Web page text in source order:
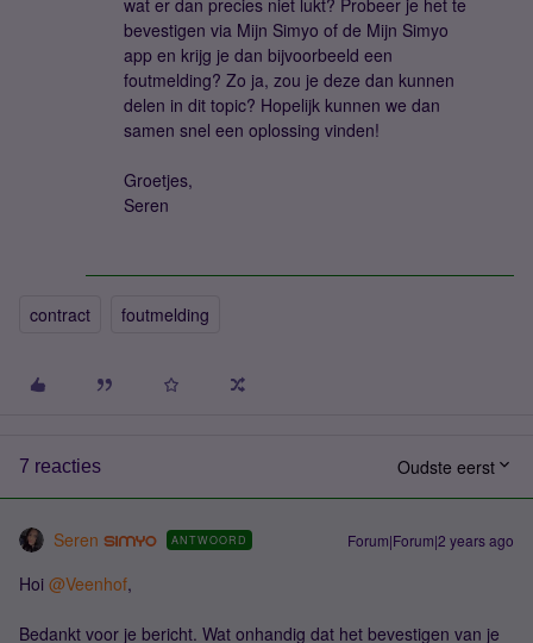
wat er dan precies niet lukt? Probeer je het te
bevestigen via Mijn Simyo of de Mijn Simyo
app en krijg je dan bijvoorbeeld een
foutmelding? Zo ja, zou je deze dan kunnen
delen in dit topic? Hopelijk kunnen we dan
samen snel een oplossing vinden!
Groetjes,
Seren
contract foutmelding
7 reacties Oudste eerst
Seren ANTWOORD Forum|Forum|2 years ago
Hoi @Veenhof,
Bedankt voor je bericht. Wat onhandig dat het bevestigen van je